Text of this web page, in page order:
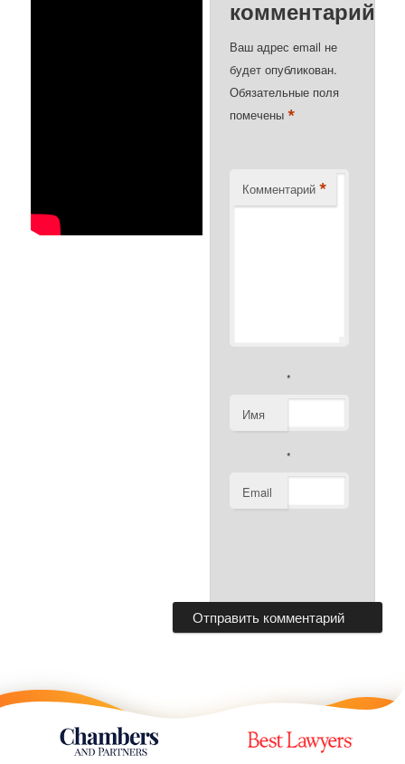
комментарий
Ваш адрес email не
будет опубликован.
Обязательные поля
помечены*
Комментарий *
Имя
*
Email
*